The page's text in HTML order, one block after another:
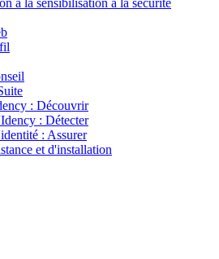
à la sensibilisation à la sécurité
: Découvrir
: Détecter
: Assurer
et d'installation